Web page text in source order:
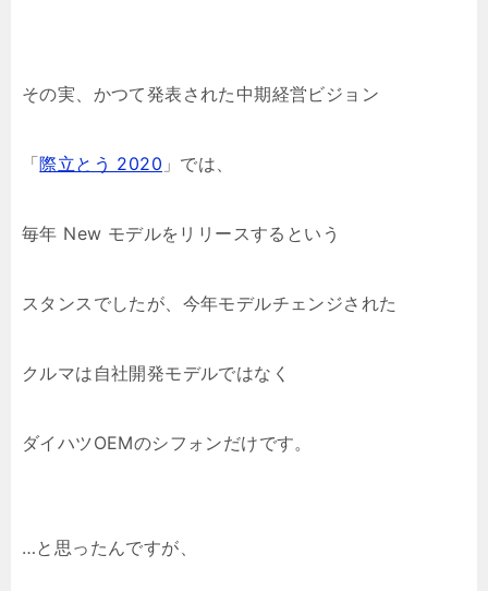
その実、かつて発表された中期経営ビジョン
「際立とう 2020 」では、
毎年 New モデルをリリースするという
スタンスでしたが、今年モデルチェンジされた
クルマは自社開発モデルではなく
ダイハツOEMのシフォンだけです。
…と思ったんですが、